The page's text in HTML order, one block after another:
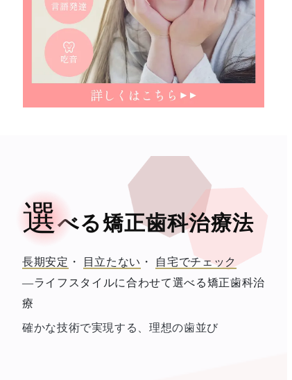
選べる矯正歯科治療法
長期安定 ・ 目立たない ・ 自宅でチェック
―ライフスタイルに合わせて選べる矯正歯科治
療
確かな技術で実現する、理想の歯並び